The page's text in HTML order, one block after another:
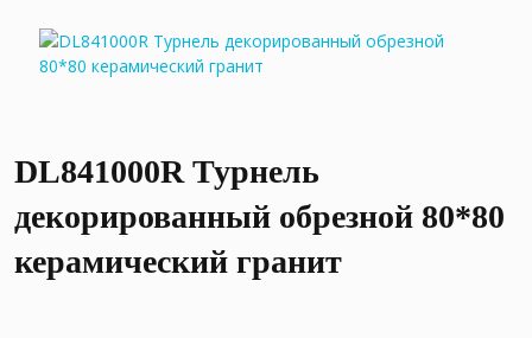
DL841000R Турнель
декорированный обрезной 80*80
керамический гранит